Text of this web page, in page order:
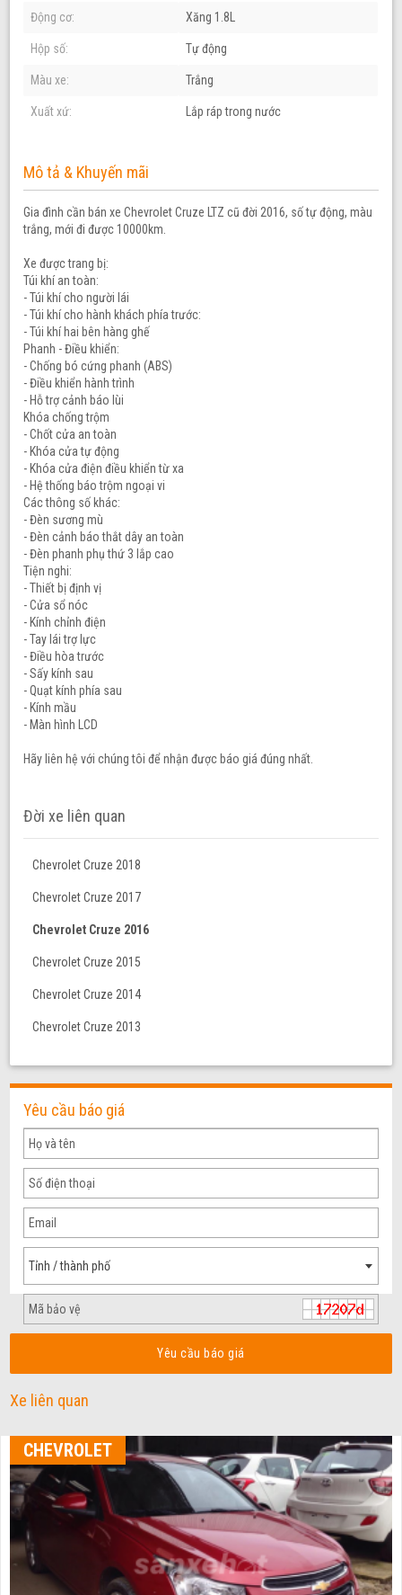
Động cơ: Xăng 1.8L
Hộp số: Tự động
Màu xe: Trắng
Xuất xứ: Lắp ráp trong nước
Mô tả & Khuyến mãi
Gia đình cần bán xe Chevrolet Cruze LTZ cũ đời 2016, số tự động, màu
trắng, mới đi được 10000km.
Xe được trang bị:
Túi khí an toàn:
- Túi khí cho người lái
- Túi khí cho hành khách phía trước:
- Túi khí hai bên hàng ghế
Phanh - Điều khiển:
- Chống bó cứng phanh (ABS)
- Điều khiển hành trình
- Hỗ trợ cảnh báo lùi
Khóa chống trộm
- Chốt cửa an toàn
- Khóa cửa tự động
- Khóa cửa điện điều khiển từ xa
- Hệ thống báo trộm ngoại vi
Các thông số khác:
- Đèn sương mù
- Đèn cảnh báo thắt dây an toàn
- Đèn phanh phụ thứ 3 lắp cao
Tiện nghi:
- Thiết bị định vị
- Cửa sổ nóc
- Kính chỉnh điện
- Tay lái trợ lực
- Điều hòa trước
- Sấy kính sau
- Quạt kính phía sau
- Kính mầu
- Màn hình LCD
Hãy liên hệ với chúng tôi để nhận được báo giá đúng nhất.
Đời xe liên quan
Chevrolet Cruze 2018
Chevrolet Cruze 2017
Chevrolet Cruze 2016
Chevrolet Cruze 2015
Chevrolet Cruze 2014
Chevrolet Cruze 2013
Yêu cầu báo giá
Tỉnh / thành phố
Yêu cầu báo giá
Xe liên quan
CHEVROLET